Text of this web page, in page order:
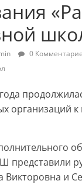
0
года
организаций
представили
Викторовна и